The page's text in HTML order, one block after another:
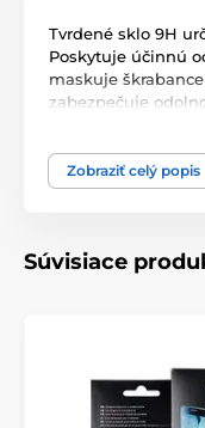
Tvrdené sklo 9H
Poskytuje účinnú
maskuje
zabezpečuje
Sklo je tenké a
mm a nezhrubne
inštalácia vďaka
prilieha k
Fólia z tvrdeného
poškriabaniu ako
zaoblené -
Zobraziť celý popis
Súvisiace